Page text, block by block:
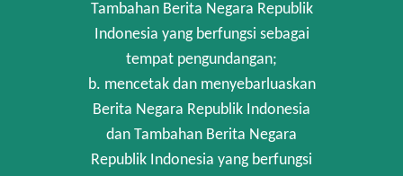
Tambahan Berita Negara Republik
Indonesia yang berfungsi sebagai
tempat pengundangan;
b. mencetak dan menyebarluaskan
Berita Negara Republik Indonesia
dan Tambahan Berita Negara
Republik Indonesia yang berfungsi